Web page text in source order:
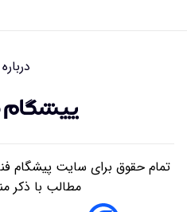
تمام حقوق برای سایت پیشگام
مطالب با ذکر